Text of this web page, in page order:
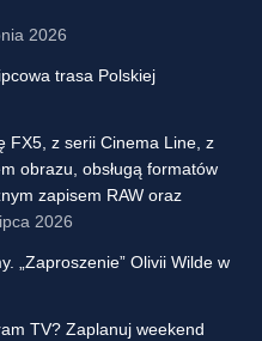
2026
trasa Polskiej
FX5, z serii Cinema Line, z
obrazu, obsługą formatów
zapisem RAW oraz
2026
„Zaproszenie” Olivii Wilde w
TV? Zaplanuj weekend